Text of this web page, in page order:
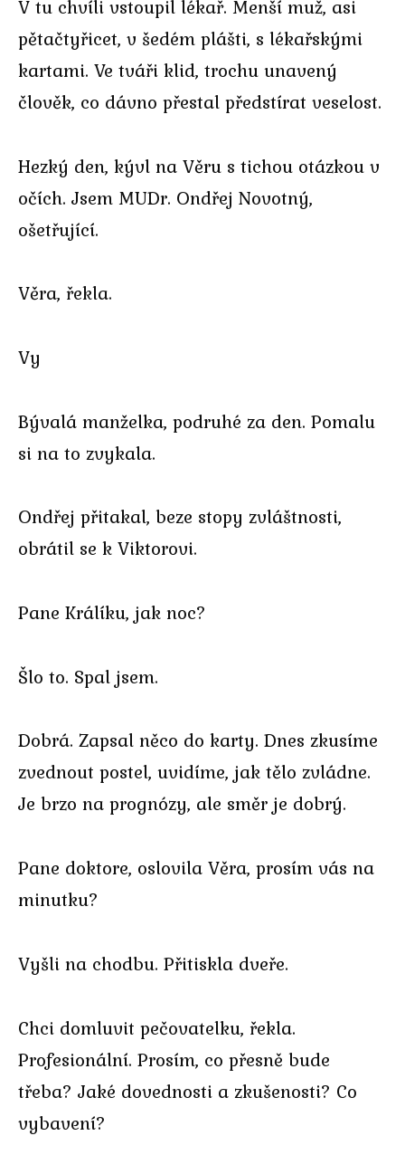
V tu chvíli vstoupil lékař. Menší muž, asi
pětačtyřicet, v šedém plášti, s lékařskými
kartami. Ve tváři klid, trochu unavený
člověk, co dávno přestal předstírat veselost.
Hezký den, kývl na Věru s tichou otázkou v
očích. Jsem MUDr. Ondřej Novotný,
ošetřující.
Věra, řekla.
Vy
Bývalá manželka, podruhé za den. Pomalu
si na to zvykala.
Ondřej přitakal, beze stopy zvláštnosti,
obrátil se k Viktorovi.
Pane Králíku, jak noc?
Šlo to. Spal jsem.
Dobrá. Zapsal něco do karty. Dnes zkusíme
zvednout postel, uvidíme, jak tělo zvládne.
Je brzo na prognózy, ale směr je dobrý.
Pane doktore, oslovila Věra, prosím vás na
minutku?
Vyšli na chodbu. Přitiskla dveře.
Chci domluvit pečovatelku, řekla.
Profesionální. Prosím, co přesně bude
třeba? Jaké dovednosti a zkušenosti? Co
vybavení?